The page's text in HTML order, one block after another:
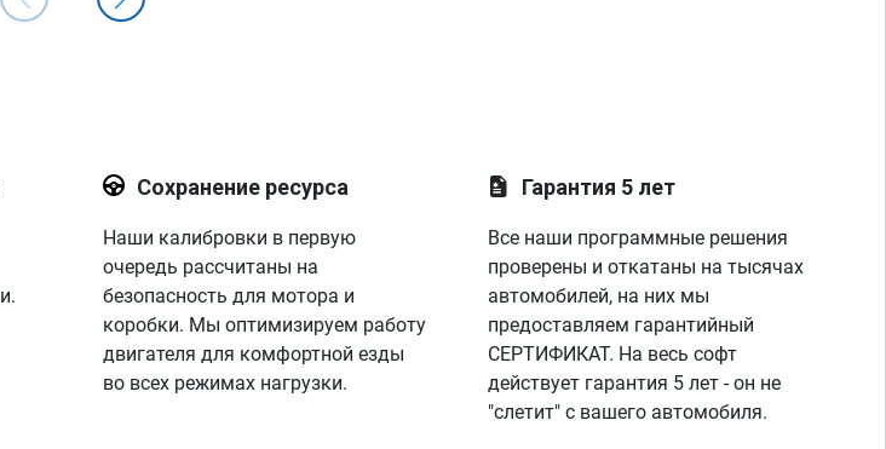
Сохранение ресурса
Наши калибровки в первую
очередь рассчитаны на
безопасность для мотора и
коробки. Мы оптимизируем работу
двигателя для комфортной езды
во всех режимах нагрузки.
Гарантия 5 лет
Все наши программные решения
проверены и откатаны на тысячах
автомобилей, на них мы
предоставляем гарантийный
СЕРТИФИКАТ. На весь софт
действует гарантия 5 лет - он не
"слетит" с вашего автомобиля.